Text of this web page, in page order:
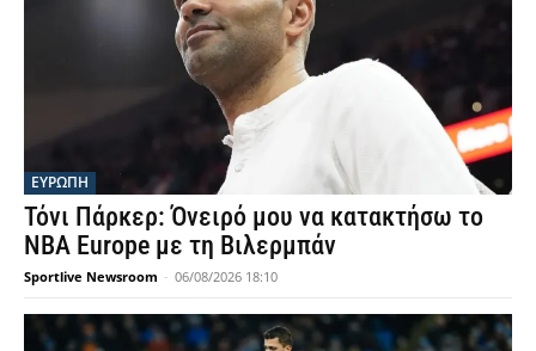
ΕΥΡΩΠΗ
Τόνι Πάρκερ: Όνειρό μου να κατακτήσω το
NBA Europe με τη Βιλερμπάν
Sportlive Newsroom - 06/08/2026 18:10